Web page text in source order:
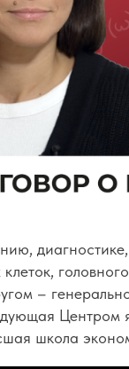
–
Центром
школа